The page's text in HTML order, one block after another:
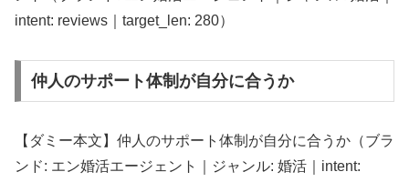
intent: reviews｜target_len: 280）
仲人のサポート体制が自分に合うか
【ダミー本文】仲人のサポート体制が自分に合うか（ブラ
ンド: エン婚活エージェント｜ジャンル: 婚活｜intent: